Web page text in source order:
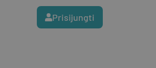
Prisijungti